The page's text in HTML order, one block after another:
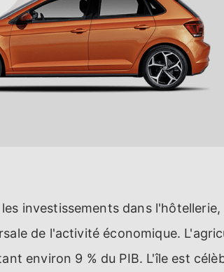
investissements dans
de l'activité économique.
environ 9 % du PIB. L'île est